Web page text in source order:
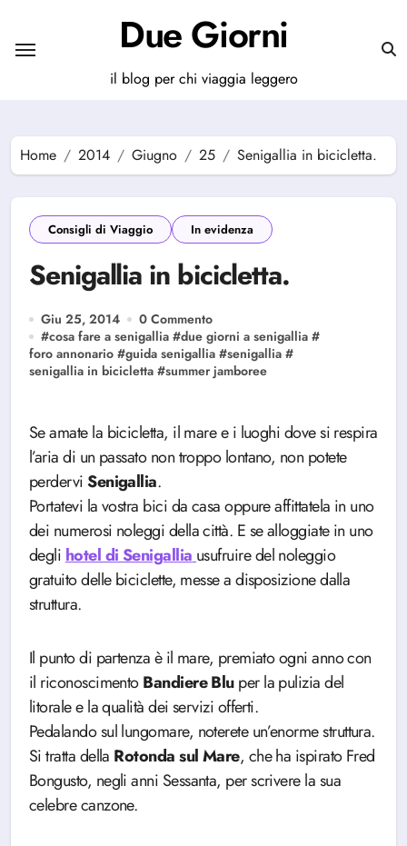
contenuto
Due Giorni
il blog per chi viaggia leggero
Home 2014 Giugno 25 Senigallia in bicicletta.
Consigli di Viaggio In evidenza
Senigallia in bicicletta.
Giu 25, 2014
0 Commento
#cosa fare a senigallia #due giorni a senigallia #
foro annonario #guida senigallia #senigallia #
senigallia in bicicletta #summer jamboree
Se amate la bicicletta, il mare e i luoghi dove si respira
l’aria di un passato non troppo lontano, non potete
perderviSenigallia.
Portatevi la vostra bici da casa oppure affittatela in uno
dei numerosi noleggi della città. E se alloggiate in uno
degli hotel di Senigallia usufruire del noleggio
gratuito delle biciclette, messe a disposizione dalla
struttura.
Il punto di partenza è il mare, premiato ogni anno con
il riconoscimentoBandiere Bluper la pulizia del
litorale e la qualità dei servizi offerti.
Pedalando sul lungomare, noterete un’enorme struttura.
Si tratta della Rotonda sul Mare, che ha ispirato Fred
Bongusto, negli anni Sessanta, per scrivere la sua
celebre canzone.